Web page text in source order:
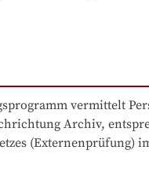
vermittelt
Archiv,
(Externenprüfung)